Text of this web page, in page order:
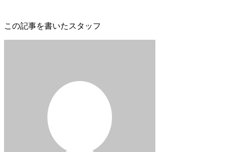
この記事を書いたスタッフ